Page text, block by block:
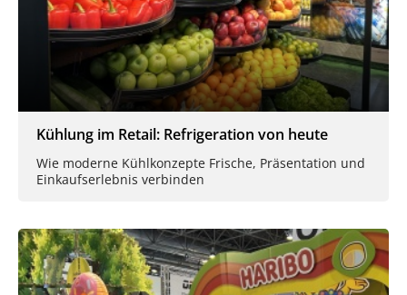
Kühlung im Retail: Refrigeration von heute
Wie moderne Kühlkonzepte Frische, Präsentation und
Einkaufserlebnis verbinden